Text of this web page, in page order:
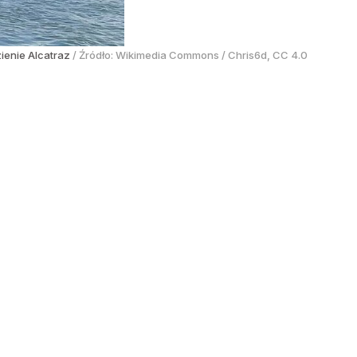
Alcatraz / Źródło: Wikimedia Commons /Chris6d, CC 4.0